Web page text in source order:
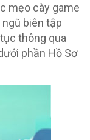
mẹo cày game
biên tập
thông qua
phần Hồ Sơ